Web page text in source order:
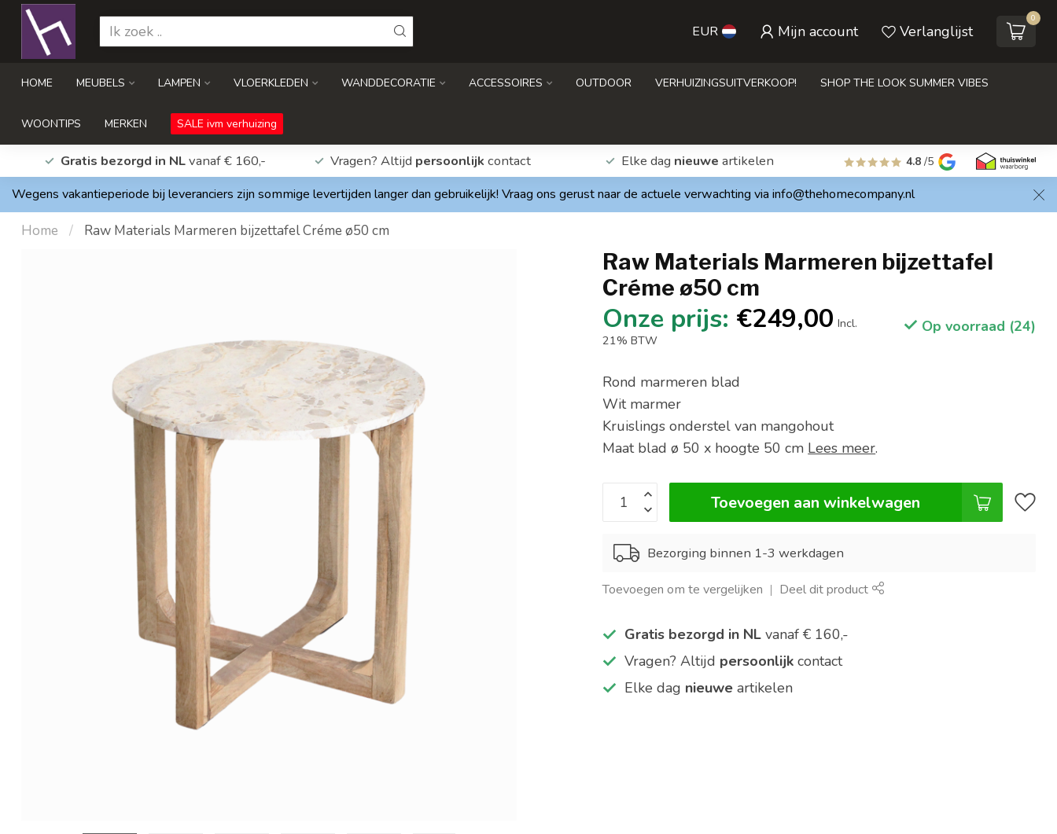
EUR Mijn account Verlanglijst
0
HOME MEUBELS LAMPEN VLOERKLEDEN WANDDECORATIE ACCESSOIRES OUTDOOR VERHUIZINGSUITVERKOOP! SHOP THE LOOK SUMMER VIBES
WOONTIPS MERKEN SALE ivm verhuizing
Gratis bezorgd in NLvanaf € 160,- Vragen? Altijd persoonlijk contact Elke dag nieuwe artikelen 4.8 /5
Wegens vakantieperiode bij leveranciers zijn sommige levertijden langer dan gebruikelijk! Vraag ons gerust naar de actuele verwachting via info@thehomecompany.nl
Home / Raw Materials Marmeren bijzettafel Créme ø50 cm
Raw Materials Marmeren bijzettafel
Créme ø50 cm
€249,00 Incl.
21% BTW
Op voorraad (24)
Rond marmeren blad
Wit marmer
Kruislings onderstel van mangohout
Maat blad ø 50 x hoogte 50 cm Lees meer.
Toevoegen aan winkelwagen
Bezorging binnen 1-3 werkdagen
Toevoegen om te vergelijken Deel dit product
Gratis bezorgd in NL vanaf € 160,-
Vragen? Altijd persoonlijk contact
Elke dag nieuwe artikelen